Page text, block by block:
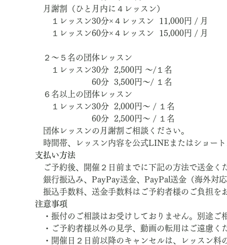
月謝割（ひと月内に４レッスン）
１レッスン30分×４レッスン  11,000円 / 月
１レッスン60分×４レッスン  15,000円 / 月
２～５名の団体レッスン
１レッスン30分  2,500円 ～/１名
60分  3,500円～/ １名
６名以上の団体レッスン
１レッスン30分  2,000円～ / １名
60分  2,500円～ / １名
団体レッスンの月謝割ご相談ください。
時間帯、レッスン内容を公式LINEまたはショー
支払い方法
ご予約後、開催２日前までに下記の方法で送金く
銀行振込み、PayPay送金、PayPal送金（海外対
振込手数料、送金手数料はご予約者様のご負担を
注意事項
・振付のご相談はお受けしておりません。別途ご
・ご予約者様以外の見学、動画の転用はご遠慮く
・開催日２日前以降のキャンセルは、レッスン料